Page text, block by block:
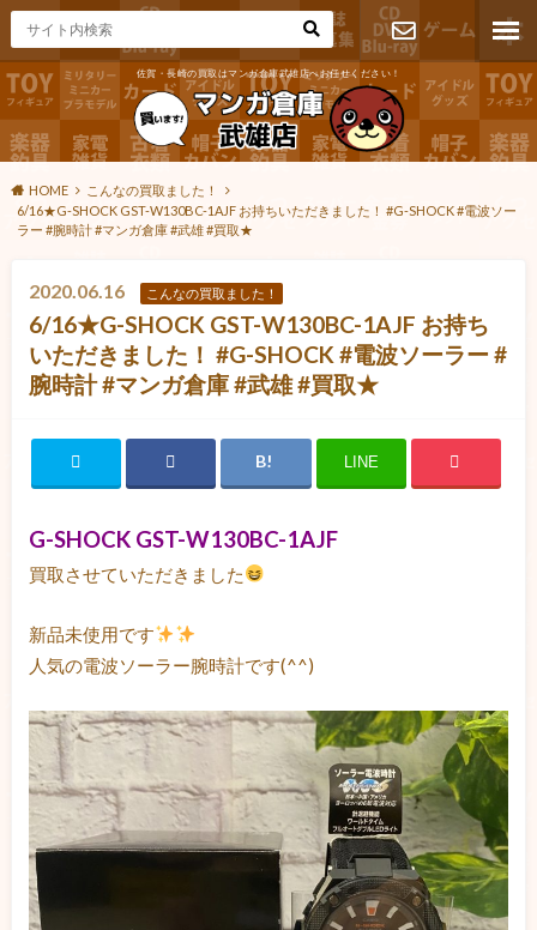
佐賀・長崎の買取はマンガ倉庫武雄店へお任せください！
お問い合わ
せ
HOME
こんなの買取ました！
6/16★G-SHOCK GST-W130BC-1AJF お持ちいただきました！ #G-SHOCK #電波ソー
ラー #腕時計 #マンガ倉庫 #武雄 #買取★
2020.06.16 こんなの買取ました！
6/16★G-SHOCK GST-W130BC-1AJF お持ち
いただきました！ #G-SHOCK #電波ソーラー #
腕時計 #マンガ倉庫 #武雄 #買取★
LINE
G-SHOCK GST-W130BC-1AJF
買取させていただきました
新品未使用です
人気の電波ソーラー腕時計です(^^)